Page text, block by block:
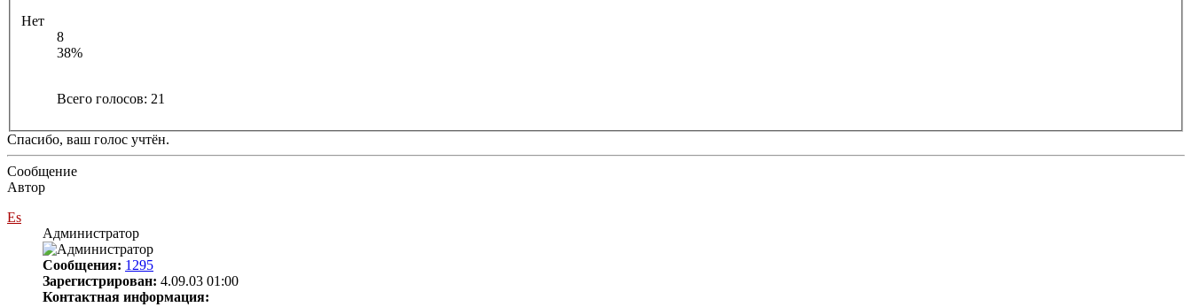
Нет
8
38%
Всего голосов: 21
Спасибо, ваш голос учтён.
Сообщение
Автор
Es
Администратор
Сообщения: 1295
Зарегистрирован: 4.09.03 01:00
Контактная информация: